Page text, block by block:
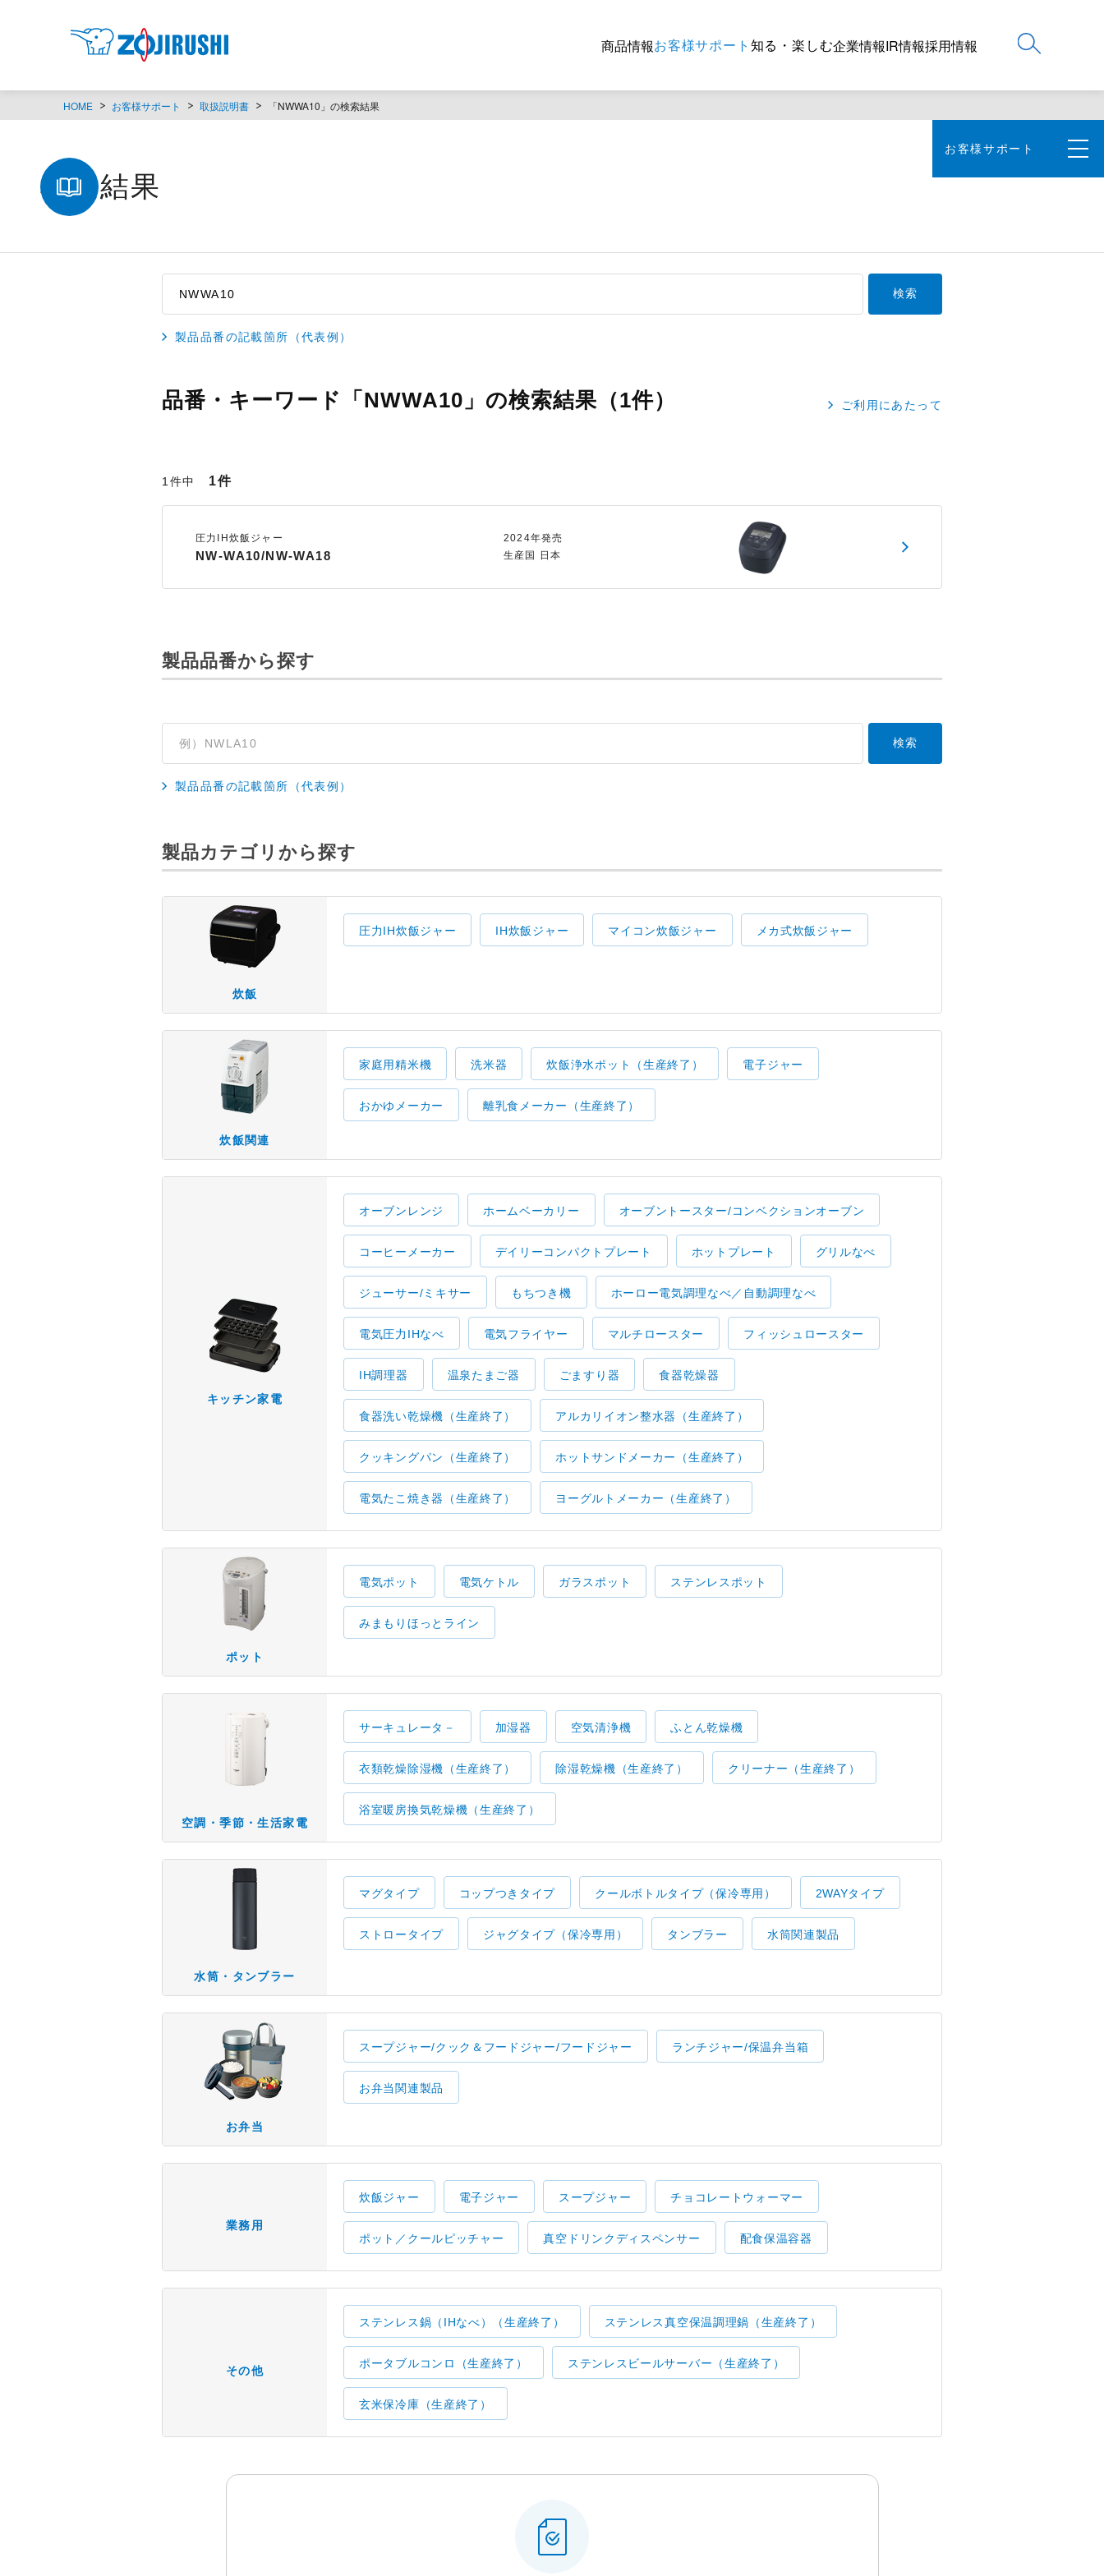
商品情報お客様サポート 知る・楽しむ企業情報IR情報採用情報
HOME お客様サポート 取扱説明書 「NWWA10」の検索結果
お客様サポート
検索結果
製品品番の記載箇所（代表例）
品番・キーワード「NWWA10」の検索結果（1件） ご利用にあたって
1件中 1件
圧力IH炊飯ジャー
NW-WA10/NW-WA18
2024年発売
生産国 日本
製品品番から探す
製品品番の記載箇所（代表例）
製品カテゴリから探す
炊飯
圧力IH炊飯ジャー IH炊飯ジャー マイコン炊飯ジャー メカ式炊飯ジャー
炊飯関連
家庭用精米機 洗米器 炊飯浄水ポット（生産終了） 電子ジャー
おかゆメーカー 離乳食メーカー（生産終了）
キッチン家電
オーブンレンジ ホームベーカリー オーブントースター/コンベクションオーブン
コーヒーメーカー デイリーコンパクトプレート ホットプレート グリルなべ
ジューサー/ミキサー もちつき機 ホーロー電気調理なべ／自動調理なべ
電気圧力IHなべ 電気フライヤー マルチロースター フィッシュロースター
IH調理器 温泉たまご器 ごますり器 食器乾燥器
食器洗い乾燥機（生産終了） アルカリイオン整水器（生産終了）
クッキングパン（生産終了） ホットサンドメーカー（生産終了）
電気たこ焼き器（生産終了） ヨーグルトメーカー（生産終了）
ポット
電気ポット 電気ケトル ガラスポット ステンレスポット
みまもりほっとライン
空調・季節・生活家電
サーキュレータ－ 加湿器 空気清浄機 ふとん乾燥機
衣類乾燥除湿機（生産終了） 除湿乾燥機（生産終了） クリーナー（生産終了）
浴室暖房換気乾燥機（生産終了）
水筒・タンブラー
マグタイプ コップつきタイプ クールボトルタイプ（保冷専用） 2WAYタイプ
ストロータイプ ジャグタイプ（保冷専用） タンブラー 水筒関連製品
お弁当
スープジャー/クック＆フードジャー/フードジャー ランチジャー/保温弁当箱
お弁当関連製品
業務用
炊飯ジャー 電子ジャー スープジャー チョコレートウォーマー
ポット／クールピッチャー 真空ドリンクディスペンサー 配食保温容器
その他
ステンレス鍋（IHなべ）（生産終了） ステンレス真空保温調理鍋（生産終了）
ポータブルコンロ（生産終了） ステンレスビールサーバー（生産終了）
玄米保冷庫（生産終了）